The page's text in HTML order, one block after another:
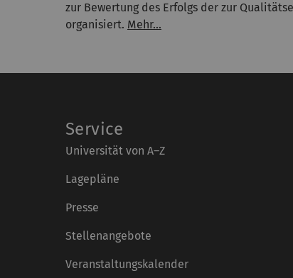
zur Bewertung des Erfolgs der zur
organisiert. Mehr...
Service
Universität von A–Z
Lagepläne
Presse
Stellenangebote
Veranstaltungskalender